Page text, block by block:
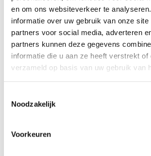
en om ons websiteverkeer te
informatie over uw gebruik van onze site
partners voor social media, adverteren
partners kunnen deze gegevens
informatie die u aan ze heeft verstrekt of
verzameld op basis van uw gebruik van
Noodzakelijk
Voorkeuren
Im Restaurant Latour dreht sich alles
Erfahrung und Perfektion – bis ins
wesentlicher Bestandteil dieses
Teller und jedes Gericht trägt zu der
die Küche erzählt, und ist damit ein